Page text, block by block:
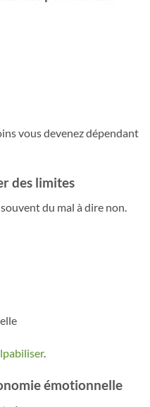
vous devenez dépendant
des limites
du mal à dire non.
.
émotionnelle